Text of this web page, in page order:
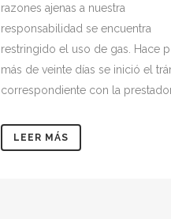
razones ajenas a nuestra
responsabilidad se encuentra
restringido el uso de gas. Hace
más de veinte días se inició el
correspondiente con la
LEER MÁS